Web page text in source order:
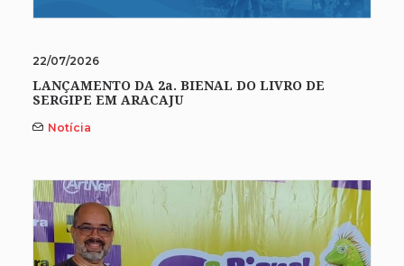
22/07/2026
LANÇAMENTO DA 2a. BIENAL DO LIVRO DE
SERGIPE EM ARACAJU
Notícia